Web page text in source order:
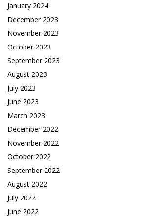
January 2024
December 2023
November 2023
October 2023
September 2023
August 2023
July 2023
June 2023
March 2023
December 2022
November 2022
October 2022
September 2022
August 2022
July 2022
June 2022